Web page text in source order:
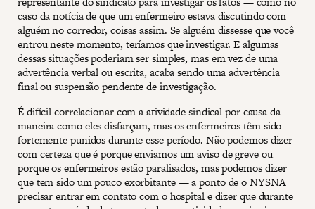
caso da notícia de que um enfermeiro estava discutindo com
alguém no corredor, coisas assim. Se alguém dissesse que você
entrou neste momento, teríamos que investigar. E algumas
dessas situações poderiam ser simples, mas em vez de uma
advertência verbal ou escrita, acaba sendo uma advertência
final ou suspensão pendente de investigação.
É difícil correlacionar com a atividade sindical por causa da
maneira como eles disfarçam, mas os enfermeiros têm sido
fortemente punidos durante esse período. Não podemos dizer
com certeza que é porque enviamos um aviso de greve ou
porque os enfermeiros estão paralisados, mas podemos dizer
que tem sido um pouco exorbitante — a ponto de o NYSNA
precisar entrar em contato com o hospital e dizer que durante